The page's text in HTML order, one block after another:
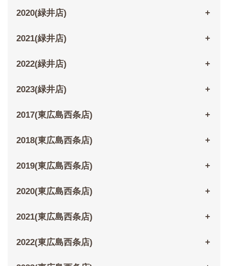
2020(緑井店)
2021(緑井店)
2022(緑井店)
2023(緑井店)
2017(東広島西条店)
2018(東広島西条店)
2019(東広島西条店)
2020(東広島西条店)
2021(東広島西条店)
2022(東広島西条店)